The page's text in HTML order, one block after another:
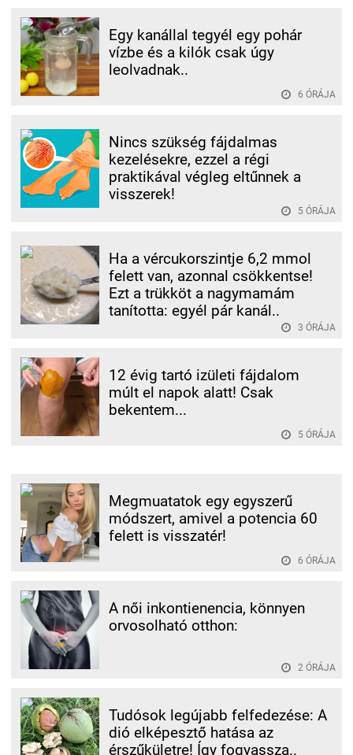
Egy kanállal tegyél egy pohár
vízbe és a kilók csak úgy
leolvadnak..
6 ÓRÁJA
Nincs szükség fájdalmas
kezelésekre, ezzel a régi
praktikával végleg eltűnnek a
visszerek!
5 ÓRÁJA
Ha a vércukorszintje 6,2 mmol
felett van, azonnal csökkentse!
Ezt a trükköt a nagymamám
tanította: egyél pár kanál..
3 ÓRÁJA
12 évig tartó izületi fájdalom
múlt el napok alatt! Csak
bekentem...
5 ÓRÁJA
Megmuatatok egy egyszerű
módszert, amivel a potencia 60
felett is visszatér!
6 ÓRÁJA
A női inkontienencia, könnyen
orvosolható otthon:
2 ÓRÁJA
Tudósok legújabb felfedezése: A
dió elképesztő hatása az
érszűkületre! Így fogyassza..